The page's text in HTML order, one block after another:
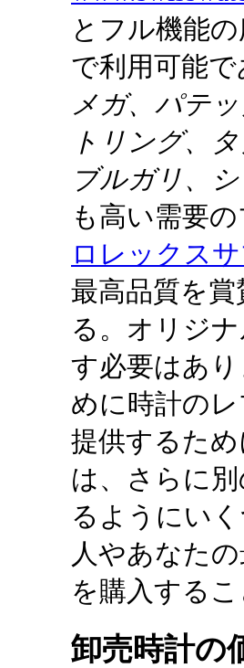
とフル機能
で利用可能
メガ、パテ
トリング、
ブルガリ、
も高い需要
ロレックス
最高品質を
る。オリジ
す必要はあ
めに時計の
提供するた
は、さらに
るようにい
人やあなた
を購入する
卸売時計の